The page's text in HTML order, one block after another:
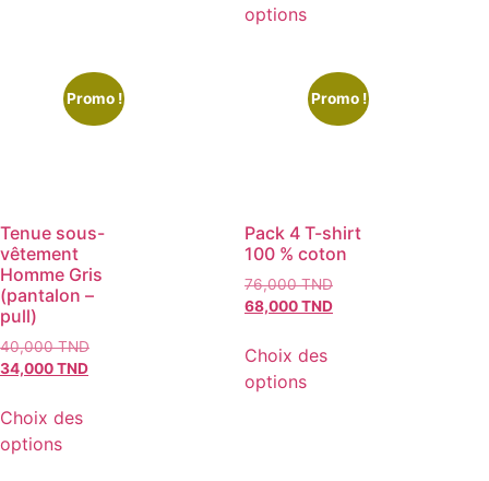
options
Promo !
Tenue sous-
vêtement
Homme Gris
(pantalon –
pull)
40,000TND
34,000TND
Choix des
options
Promo !
Pack 4 T-shirt
100 % coton
76,000TND
68,000TND
Choix des
options